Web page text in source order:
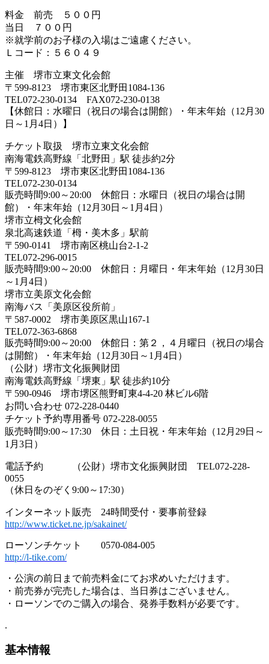
料金 前売 ５００円
当日 ７００円
※就学前のお子様の入場はご遠慮ください。
Ｌコード：５６０４９
主催 堺市立東文化会館
〒599-8123 堺市東区北野田1084-136
TEL072-230-0134 FAX072-230-0138
【休館日：水曜日（祝日の場合は開館）・年末年始（12月30
日～1月4日）】
チケット取扱 堺市立東文化会館
南海電鉄高野線「北野田」駅 徒歩約2分
〒599-8123 堺市東区北野田1084-136
TEL072-230-0134
販売時間9:00～20:00 休館日：水曜日（祝日の場合は開
館）・年末年始（12月30日～1月4日）
堺市立栂文化会館
泉北高速鉄道「栂・美木多」駅前
〒590-0141 堺市南区桃山台2-1-2
TEL072-296-0015
販売時間9:00～20:00 休館日：月曜日・年末年始（12月30日
～1月4日）
堺市立美原文化会館
南海バス「美原区役所前」
〒587-0002 堺市美原区黒山167-1
TEL072-363-6868
販売時間9:00～20:00 休館日：第２，４月曜日（祝日の場合
は開館）・年末年始（12月30日～1月4日）
（公財）堺市文化振興財団
南海電鉄高野線「堺東」駅 徒歩約10分
〒590-0946 堺市堺区熊野町東4-4-20 林ビル6階
お問い合わせ 072-228-0440
チケット予約専用番号 072-228-0055
販売時間9:00～17:30 休日：土日祝・年末年始（12月29日～
1月3日）
電話予約 （公財）堺市文化振興財団 TEL072-228-
0055
（休日をのぞく9:00～17:30）
インターネット販売 24時間受付・要事前登録
http://www.ticket.ne.jp/sakainet/
ローソンチケット 0570-084-005
http://l-tike.com/
・公演の前日まで前売料金にてお求めいただけます。
・前売券が完売した場合は、当日券はございません。
・ローソンでのご購入の場合、発券手数料が必要です。
.
基本情報